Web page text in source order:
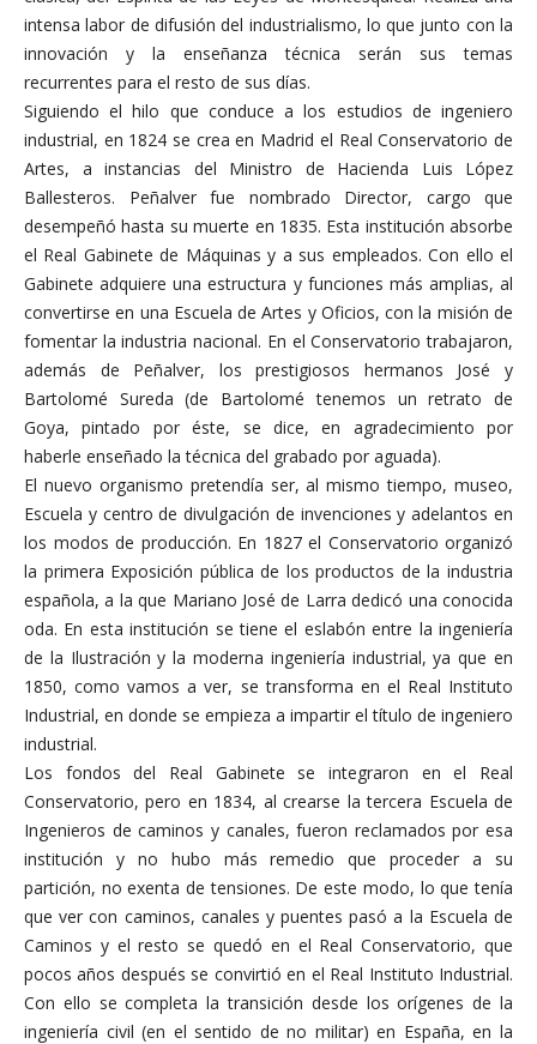
intensa labor de difusión del industrialismo, lo que junto con la
innovación y la enseñanza técnica serán sus temas
recurrentes para el resto de sus días.
Siguiendo el hilo que conduce a los estudios de ingeniero
industrial, en 1824 se crea en Madrid el Real Conservatorio de
Artes, a instancias del Ministro de Hacienda Luis López
Ballesteros. Peñalver fue nombrado Director, cargo que
desempeñó hasta su muerte en 1835. Esta institución absorbe
el Real Gabinete de Máquinas y a sus empleados. Con ello el
Gabinete adquiere una estructura y funciones más amplias, al
convertirse en una Escuela de Artes y Oficios, con la misión de
fomentar la industria nacional. En el Conservatorio trabajaron,
además de Peñalver, los prestigiosos hermanos José y
Bartolomé Sureda (de Bartolomé tenemos un retrato de
Goya, pintado por éste, se dice, en agradecimiento por
haberle enseñado la técnica del grabado por aguada).
El nuevo organismo pretendía ser, al mismo tiempo, museo,
Escuela y centro de divulgación de invenciones y adelantos en
los modos de producción. En 1827 el Conservatorio organizó
la primera Exposición pública de los productos de la industria
española, a la que Mariano José de Larra dedicó una conocida
oda. En esta institución se tiene el eslabón entre la ingeniería
de la Ilustración y la moderna ingeniería industrial, ya que en
1850, como vamos a ver, se transforma en el Real Instituto
Industrial, en donde se empieza a impartir el título de ingeniero
industrial.
Los fondos del Real Gabinete se integraron en el Real
Conservatorio, pero en 1834, al crearse la tercera Escuela de
Ingenieros de caminos y canales, fueron reclamados por esa
institución y no hubo más remedio que proceder a su
partición, no exenta de tensiones. De este modo, lo que tenía
que ver con caminos, canales y puentes pasó a la Escuela de
Caminos y el resto se quedó en el Real Conservatorio, que
pocos años después se convirtió en el Real Instituto Industrial.
Con ello se completa la transición desde los orígenes de la
ingeniería civil (en el sentido de no militar) en España, en la